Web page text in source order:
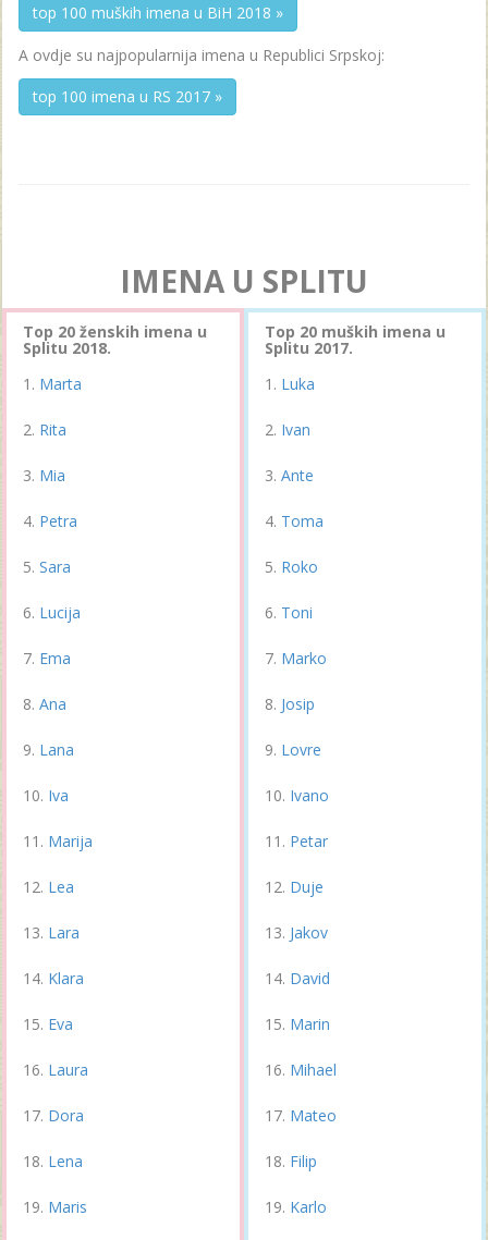
top 100 muških imena u BiH 2018 »
A ovdje su najpopularnija imena u Republici Srpskoj:
top 100 imena u RS 2017 »
IMENA U SPLITU
Top 20 ženskih imena u
Splitu 2018.
Marta
Rita
Mia
Petra
Sara
Lucija
Ema
Ana
Lana
Iva
Marija
Lea
Lara
Klara
Eva
Laura
Dora
Lena
Maris
Top 20 muških imena u
Splitu 2017.
Luka
Ivan
Ante
Toma
Roko
Toni
Marko
Josip
Lovre
Ivano
Petar
Duje
Jakov
David
Marin
Mihael
Mateo
Filip
Karlo